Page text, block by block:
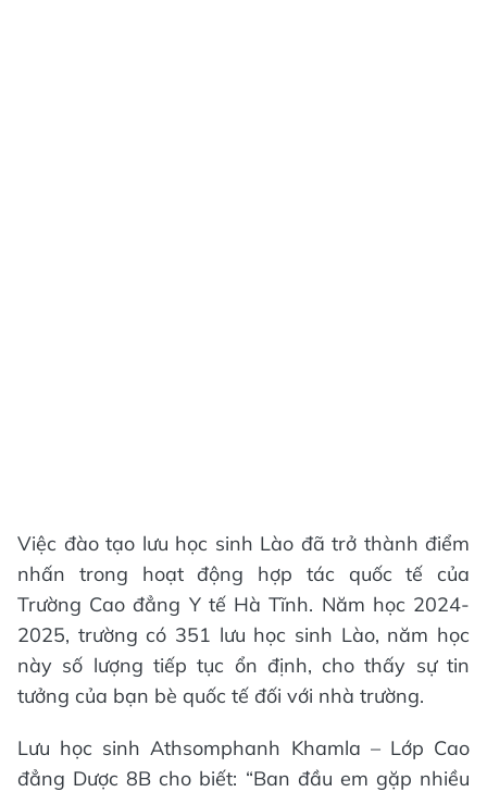
Việc đào tạo lưu học sinh Lào đã trở thành điểm
nhấn trong hoạt động hợp tác quốc tế của
Trường Cao đẳng Y tế Hà Tĩnh. Năm học 2024-
2025, trường có 351 lưu học sinh Lào, năm học
này số lượng tiếp tục ổn định, cho thấy sự tin
tưởng của bạn bè quốc tế đối với nhà trường.
Lưu học sinh Athsomphanh Khamla – Lớp Cao
đẳng Dược 8B cho biết: “Ban đầu em gặp nhiều